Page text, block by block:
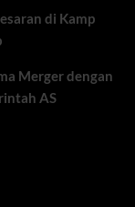
di Kamp
Merger dengan
AS